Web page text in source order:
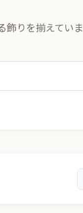
飾りを揃えていま